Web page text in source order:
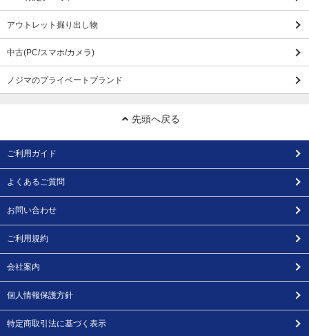
アウトレット掘り出し物
中古(PC/スマホ/カメラ)
ノジマのプライベートブランド
先頭へ戻る
ご利用ガイド
よくあるご質問
お問い合わせ
ご利用規約
会社案内
個人情報保護方針
特定商取引法に基づく表示